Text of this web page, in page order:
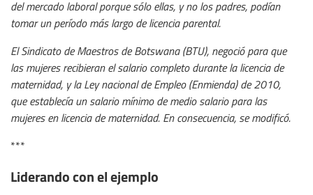
del mercado laboral porque sólo ellas, y no los padres, podían
tomar un período más largo de licencia parental.
El Sindicato de Maestros de Botswana (BTU), negoció para que
las mujeres recibieran el salario completo durante la licencia de
maternidad, y la Ley nacional de Empleo (Enmienda) de 2010,
que establecía un salario mínimo de medio salario para las
mujeres en licencia de maternidad. En consecuencia, se modificó.
***
Liderando con el ejemplo